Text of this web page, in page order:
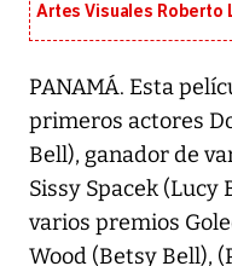
Artes Visuales Roberto
PANAMÁ. Esta
primeros actores
Bell), ganador de
Sissy Spacek (Lucy
varios premios
Wood (Betsy Bell),